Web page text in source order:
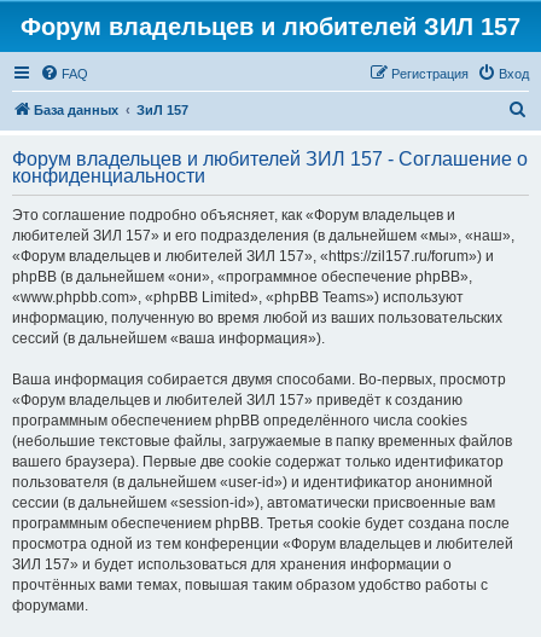
Форум владельцев и любителей ЗИЛ 157
FAQ Вход
Регистрация
База данных ЗиЛ 157
с
Форум владельцев и любителей ЗИЛ 157 - Соглашение о
конфиденциальности
Это соглашение подробно объясняет, как «Форум владельцев и
любителей ЗИЛ 157» и его подразделения (в дальнейшем «мы», «наш»,
«Форум владельцев и любителей ЗИЛ 157», «https://zil157.ru/forum») и
phpBB (в дальнейшем «они», «программное обеспечение phpBB»,
«www.phpbb.com», «phpBB Limited», «phpBB Teams») используют
информацию, полученную во время любой из ваших пользовательских
сессий (в дальнейшем «ваша информация»).
Ваша информация собирается двумя способами. Во-первых, просмотр
«Форум владельцев и любителей ЗИЛ 157» приведёт к созданию
программным обеспечением phpBB определённого числа cookies
(небольшие текстовые файлы, загружаемые в папку временных файлов
вашего браузера). Первые две cookie содержат только идентификатор
пользователя (в дальнейшем «user-id») и идентификатор анонимной
сессии (в дальнейшем «session-id»), автоматически присвоенные вам
программным обеспечением phpBB. Третья cookie будет создана после
просмотра одной из тем конференции «Форум владельцев и любителей
ЗИЛ 157» и будет использоваться для хранения информации о
прочтённых вами темах, повышая таким образом удобство работы с
форумами.